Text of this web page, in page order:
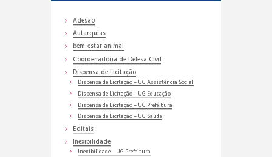
Adesão
Autarquias
bem-estar animal
Coordenadoria de Defesa Civil
Dispensa de Licitação
Dispensa de Licitação – UG Assistência Social
Dispensa de Licitação – UG Educação
Dispensa de Licitação – UG Prefeitura
Dispensa de Licitação – UG Saúde
Editais
Inexibilidade
Inexibilidade – UG Prefeitura